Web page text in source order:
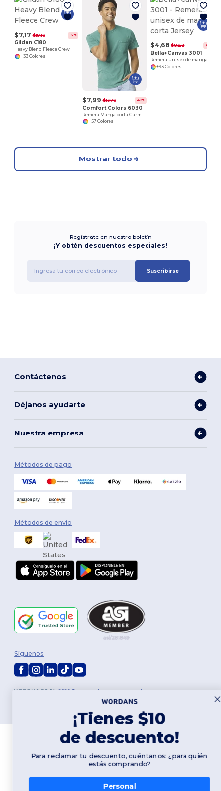
$7,17 $19,18 -63%
Gildan G180
Heavy Blend Fleece Crew
+33 Colores
$7,99 $13,78 -42%
Comfort Colors 6030
+57 Colores
$4,68 $8,22 -43%
Bella+Canvas 3001
+93 Colores
Mostrar todo
Regístrate en nuestro boletín
¡Y obtén descuentos especiales!
Suscribirse
Contáctenos
Déjanos ayudarte
Nuestra empresa
Métodos de pago
Métodos de envío
2026. Todos los derechos reservados
Política de personalización
Síguenos
¡Tienes $10
de descuento!
Para reclamar tu descuento, cuéntanos: ¿para quién
estás comprando?
Personal